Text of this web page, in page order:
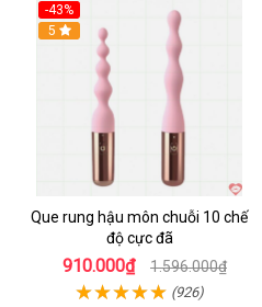
-43%
5
Que rung hậu môn chuỗi 10 chế
độ cực đã
910.000₫ 1.596.000₫
(926)